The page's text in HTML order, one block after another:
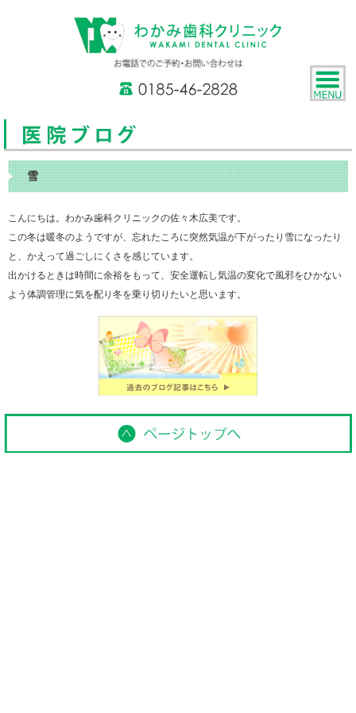
雪
こんにちは。わかみ歯科クリニックの佐々木広美です。
この冬は暖冬のようですが、忘れたころに突然気温が下がったり雪になったり
と、かえって過ごしにくさを感じています。
出かけるときは時間に余裕をもって、安全運転し気温の変化で風邪をひかない
よう体調管理に気を配り冬を乗り切りたいと思います。